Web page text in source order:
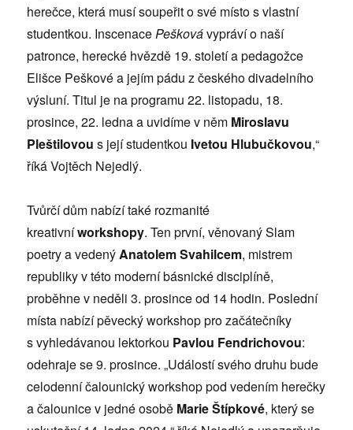
herečce, která musí soupeřit o své místo s vlastní
studentkou. InscenacePeškovávypráví o naší
patronce, herecké hvězdě 19. století a pedagožce
Elišce Peškové a jejím pádu z českého divadelního
výsluní. Titul je na programu 22. listopadu, 18.
prosince, 22. ledna a uvidíme v něm Miroslavu
Pleštilovou s její studentkou Ivetou Hlubučkovou,“
říká Vojtěch Nejedlý.
Tvůrčí dům nabízí také rozmanité
kreativníworkshopy. Ten první, věnovaný Slam
poetry a vedenýAnatolem Svahilcem, mistrem
republiky v této moderní básnické disciplíně,
proběhne v neděli 3. prosince od 14 hodin. Poslední
místa nabízí pěvecký workshop pro začátečníky
s vyhledávanou lektorkou Pavlou Fendrichovou:
odehraje se 9. prosince. „Událostí svého druhu bude
celodenní čalounický workshop pod vedením herečky
a čalounice v jedné osobě Marie Štípkové, který se